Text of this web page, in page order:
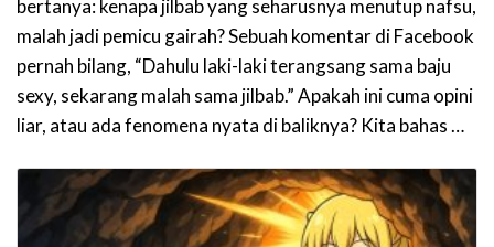
bertanya: kenapa jilbab yang seharusnya menutup nafsu,
malah jadi pemicu gairah? Sebuah komentar di Facebook
pernah bilang, “Dahulu laki-laki terangsang sama baju
sexy, sekarang malah sama jilbab.” Apakah ini cuma opini
liar, atau ada fenomena nyata di baliknya? Kita bahas …